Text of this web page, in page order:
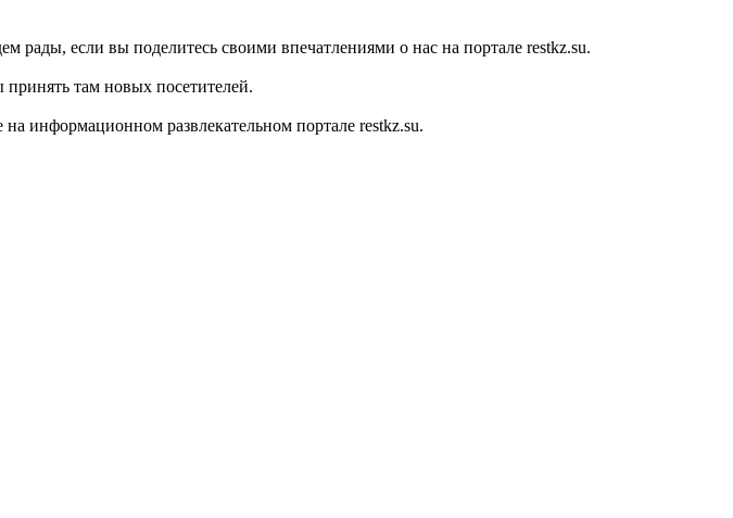
рады, если вы поделитесь своими впечатлениями о нас на портале restkz.su.
там новых посетителей.
информационном развлекательном портале restkz.su.